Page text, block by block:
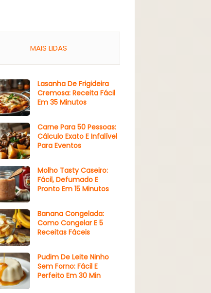
MAIS LIDAS
Lasanha De Frigideira
Cremosa: Receita Fácil
Em 35 Minutos
Carne Para 50 Pessoas:
Cálculo Exato E Infalível
Para Eventos
Molho Tasty Caseiro:
Fácil, Defumado E
Pronto Em 15 Minutos
Banana Congelada:
Como Congelar E 5
Receitas Fáceis
Pudim De Leite Ninho
Sem Forno: Fácil E
Perfeito Em 30 Min